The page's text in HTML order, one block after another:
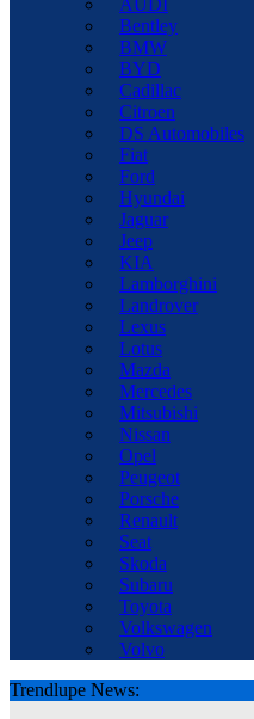
AUDI
Bentley
BMW
BYD
Cadillac
Citroen
DS Automobiles
Fiat
Ford
Hyundai
Jaguar
Jeep
KIA
Lamborghini
Landrover
Lexus
Lotus
Mazda
Mercedes
Mitsubishi
Nissan
Opel
Peugeot
Porsche
Renault
Seat
Skoda
Subaru
Toyota
Volkswagen
Volvo
Trendlupe News: